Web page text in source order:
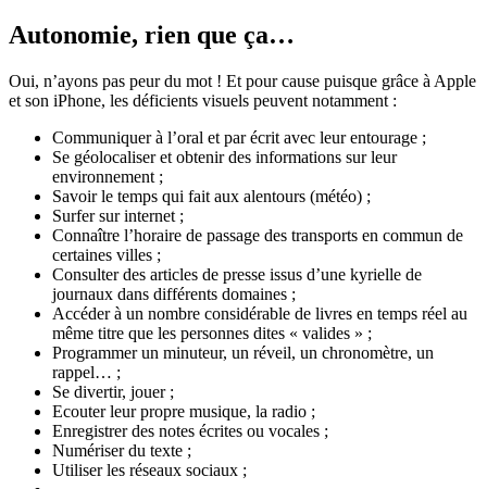
Autonomie, rien que ça…
Oui, n’ayons pas peur du mot ! Et pour cause puisque grâce à Apple
et son iPhone, les déficients visuels peuvent notamment :
Communiquer à l’oral et par écrit avec leur entourage ;
Se géolocaliser et obtenir des informations sur leur
environnement ;
Savoir le temps qui fait aux alentours (météo) ;
Surfer sur internet ;
Connaître l’horaire de passage des transports en commun de
certaines villes ;
Consulter des articles de presse issus d’une kyrielle de
journaux dans différents domaines ;
Accéder à un nombre considérable de livres en temps réel au
même titre que les personnes dites « valides » ;
Programmer un minuteur, un réveil, un chronomètre, un
rappel… ;
Se divertir, jouer ;
Ecouter leur propre musique, la radio ;
Enregistrer des notes écrites ou vocales ;
Numériser du texte ;
Utiliser les réseaux sociaux ;